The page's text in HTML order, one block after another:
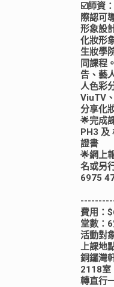
☑️師資
際認可
形象設
化妝形
生妝學
同課程
告、藝
人色彩
ViuTV
分享化
🌟完成
PH3 及
證書
🌟網上
名或另
6975
費用：
堂數：
活動對
上課地
銅鑼灣
2118室
轉直行